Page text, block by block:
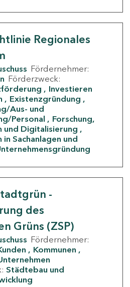
Regionales
Fördernehmer:
Förderzweck:
Investieren
Existenzgründung
Aus- und
Personal
Forschung,
und Digitalisierung
Sachanlagen und
-
des
Grüns (ZSP)
Fördernehmer:
Kommunen
Städtebau und